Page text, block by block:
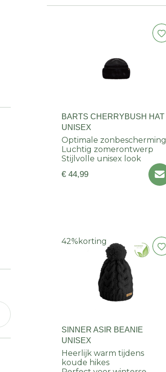
BARTS CHERRYBUSH HAT
UNISEX
Optimale zonbescherming
Luchtig zomerontwerp
Stijlvolle unisex look
€ 44,99
42% korting
SINNER ASIR BEANIE
UNISEX
Heerlijk warm tijdens
koude hikes